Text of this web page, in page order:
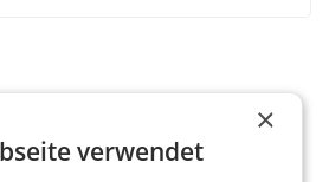
Post: Umsatzplus im
Halbjahr trotz schwachem
×
verwendet